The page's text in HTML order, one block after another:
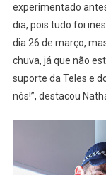
experimentado
dia, pois tudo foi
dia 26 de março,
chuva, já que não
suporte da Teles e
nós!”, destacou